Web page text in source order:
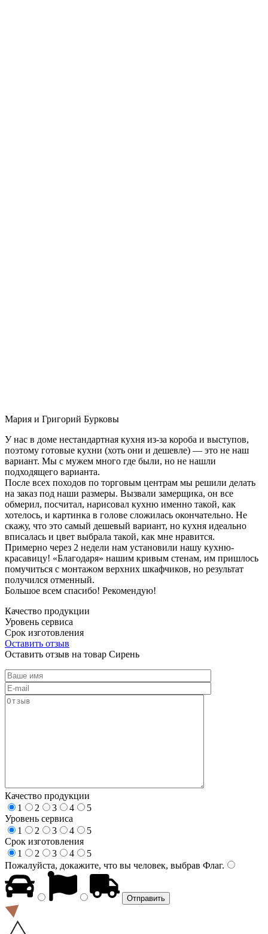
Мария и Григорий Бурковы
У нас в доме нестандартная кухня из-за короба и выступов,
поэтому готовые кухни (хоть они и дешевле) — это не наш
вариант. Мы с мужем много где были, но не нашли
подходящего варианта.
После всех походов по торговым центрам мы решили делать
на заказ под наши размеры. Вызвали замерщика, он все
обмерил, посчитал, нарисовал кухню именно такой, как
хотелось, и картинка в голове сложилась окончательно. Не
скажу, что это самый дешевый вариант, но кухня идеально
вписалась и цвет выбрала такой, как мне нравится.
Примерно через 2 недели нам установили нашу кухню-
красавицу! «Благодаря» нашим кривым стенам, им пришлось
помучиться с монтажом верхних шкафчиков, но результат
получился отменный.
Большое всем спасибо! Рекомендую!
Качество продукции
Уровень сервиса
Срок изготовления
Оставить отзыв
Оставить отзыв на товар Сирень
Качество продукции
1
2 3 4
5
Уровень сервиса
1
2 3 4
5
Срок изготовления
1
2 3 4
5
Пожалуйста, докажите, что вы человек, выбрав Флаг.